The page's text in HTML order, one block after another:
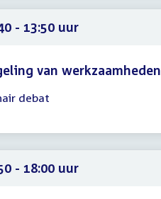
- 13:50 uur
van werkzaamheden
debat
- 18:00 uur